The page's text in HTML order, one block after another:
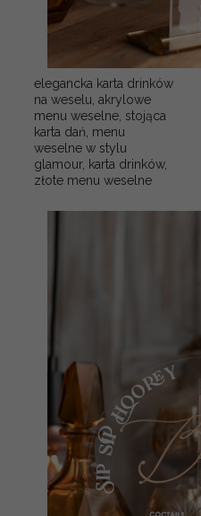
elegancka karta drinków
na weselu, akrylowe
menu weselne, stojąca
karta dań, menu
weselne w stylu
glamour, karta drinków,
złote menu weselne